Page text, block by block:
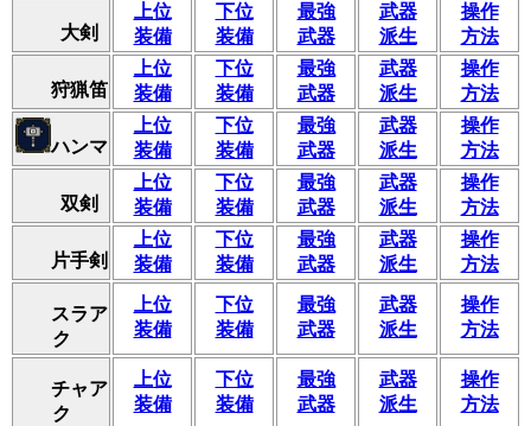
大剣
上位
装備
下位
装備
最強
武器
武器
派生
操作
方法
狩猟笛
上位
装備
下位
装備
最強
武器
武器
派生
操作
方法
ハンマ
上位
装備
下位
装備
最強
武器
武器
派生
操作
方法
双剣
上位
装備
下位
装備
最強
武器
武器
派生
操作
方法
片手剣
上位
装備
下位
装備
最強
武器
武器
派生
操作
方法
スラア
ク
上位
装備
下位
装備
最強
武器
武器
派生
操作
方法
チャア
ク
上位
装備
下位
装備
最強
武器
武器
派生
操作
方法